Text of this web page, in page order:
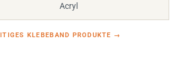
Acryl
KLEBEBAND PRODUKTE →